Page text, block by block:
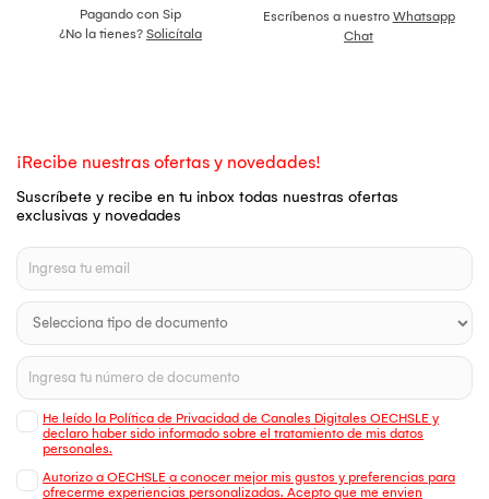
Pagando con Sip
¿No la tienes? Solicítala
Escríbenos a nuestro Whatsapp
Chat
¡Recibe nuestras ofertas y novedades!
Suscríbete y recibe en tu inbox todas nuestras ofertas
exclusivas y novedades
He leído la Política de Privacidad de Canales Digitales OECHSLE y
declaro haber sido informado sobre el tratamiento de mis datos
personales.
Autorizo a OECHSLE a conocer mejor mis gustos y preferencias para
ofrecerme experiencias personalizadas. Acepto que me envien